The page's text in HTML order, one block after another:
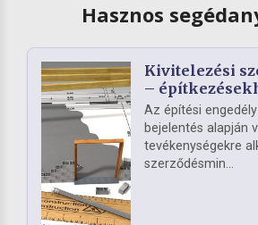
Hasznos
Kivitelezési
–
Az építési
bejelentés alapján
tevékenységekre
szerződésmin...